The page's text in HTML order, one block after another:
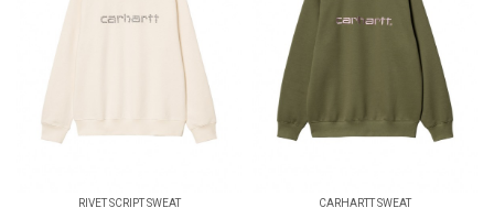
RIVET SCRIPT SWEAT
CARHARTT SWEAT